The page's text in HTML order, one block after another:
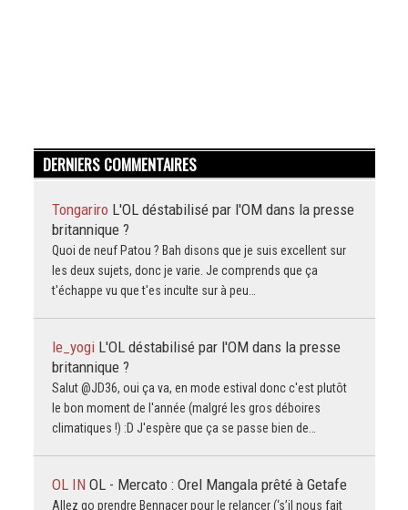
DERNIERS COMMENTAIRES
Tongariro L'OL déstabilisé par l'OM dans la presse
britannique ?
Quoi de neuf Patou ? Bah disons que je suis excellent sur
les deux sujets, donc je varie. Je comprends que ça
t'échappe vu que t'es inculte sur à peu…
le_yogi L'OL déstabilisé par l'OM dans la presse
britannique ?
Salut @JD36, oui ça va, en mode estival donc c'est plutôt
le bon moment de l'année (malgré les gros déboires
climatiques !) :D J'espère que ça se passe bien de…
OL IN OL - Mercato : Orel Mangala prêté à Getafe
Allez go prendre Bennacer pour le relancer (‘s’il nous fait